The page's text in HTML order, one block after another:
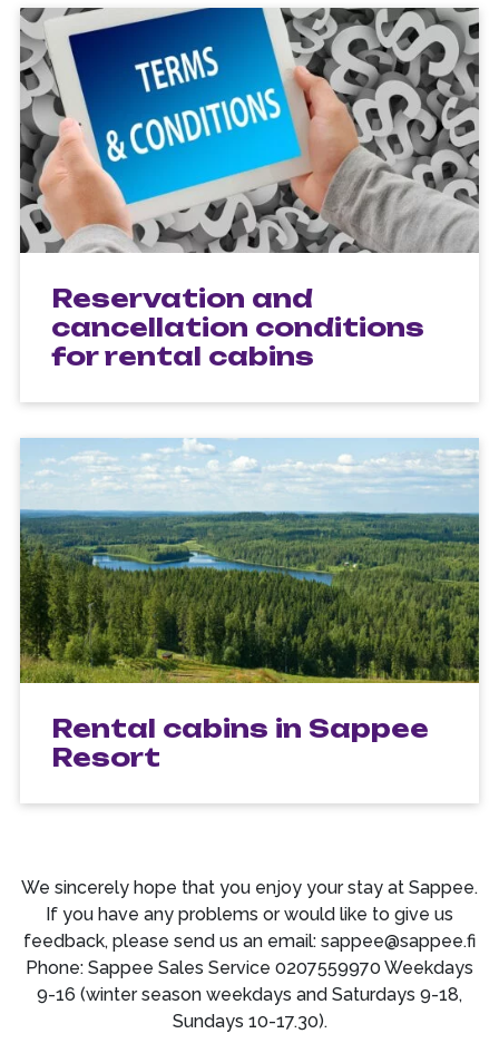
Reservation and
cancellation conditions
for rental cabins
Rental cabins in Sappee
Resort
We sincerely hope that you enjoy your stay at Sappee.
If you have any problems or would like to give us
feedback, please send us an email: sappee@sappee.fi
Phone: Sappee Sales Service 0207559970 Weekdays
9-16 (winter season weekdays and Saturdays 9-18,
Sundays 10-17.30).